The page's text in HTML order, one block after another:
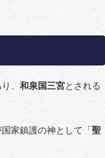
、 和泉国三宮とされる
家鎮護の神として「聖